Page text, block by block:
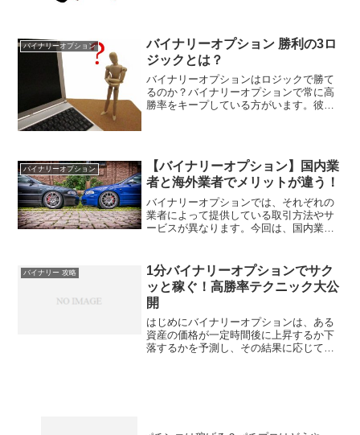
計の発表が重要な理由とエ...
バイナリーオプション
バイナリーオプション 勝利の3ロ
ジックとは？
バイナリーオプションはロジックで勝て
るのか？バイナリーオプションで常に高
勝率をキープしている方がいます。彼ら
勝率アップに欠かせないこ...
バイナリーオプション
【バイナリーオプション】国内業
者と海外業者でメリットが違う！
バイナリーオプションでは、それぞれの
業者によって提供している取引方法やサ
ービスが異なります。今回は、国内業者
の違い国内業者と海外業者の主な違いは3
つです。 取引時間（間...
バイナリー 攻略
1分バイナリーオプションでサク
ッと稼ぐ！高勝率テクニック大公
開
はじめにバイナリーオプションは、ある
資産の価格が一定時間後に上昇するか下
落するかを予測し、その結果に応じて利